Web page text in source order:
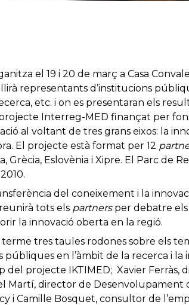
el 19 i 20 de març a Casa
representants d’institucions
etc. i on es presentaran els
Interreg-MED finançat per
al voltant de tres grans eixos: la
El projecte està format per 12
Grècia, Eslovènia i Xipre. El Parc de
del coneixement i la
tots els partnersper debatre els
la innovació oberta en la regió.
tres taules rodones sobre els
públiques en l’àmbit de la recerca i la
del projecte IKTIMED; Xavier Ferràs,
Martí, director de Desenvolupament
i Camille Bosquet, consultor de